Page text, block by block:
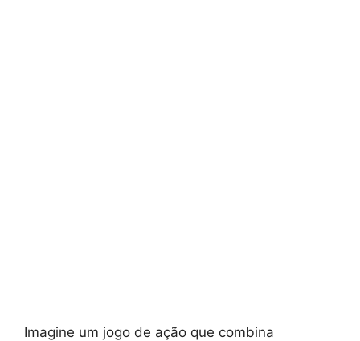
Imagine um jogo de ação que combina